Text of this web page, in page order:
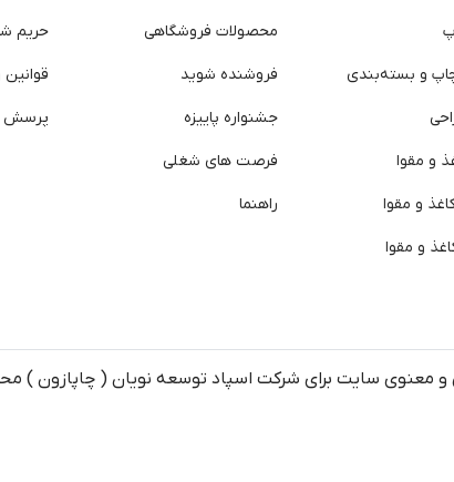
و بسته‌بندی
و مقوا
و مقوا
و مقوا
محصولات فروشگاهی
فروشنده شوید
جشنواره پاییزه
فرصت های شغلی
راهنما
حریم
پرسش
و معنوی سایت برای شرکت اسپاد توسعه نویان ( چاپازون )